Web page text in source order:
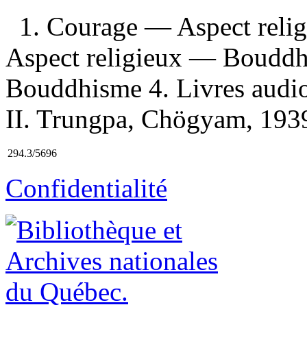
1. Courage — Aspect
Aspect religieux —
Bouddhisme 4. Livres
II. Trungpa, Chögyam,
294.3/5696
Confidentialité